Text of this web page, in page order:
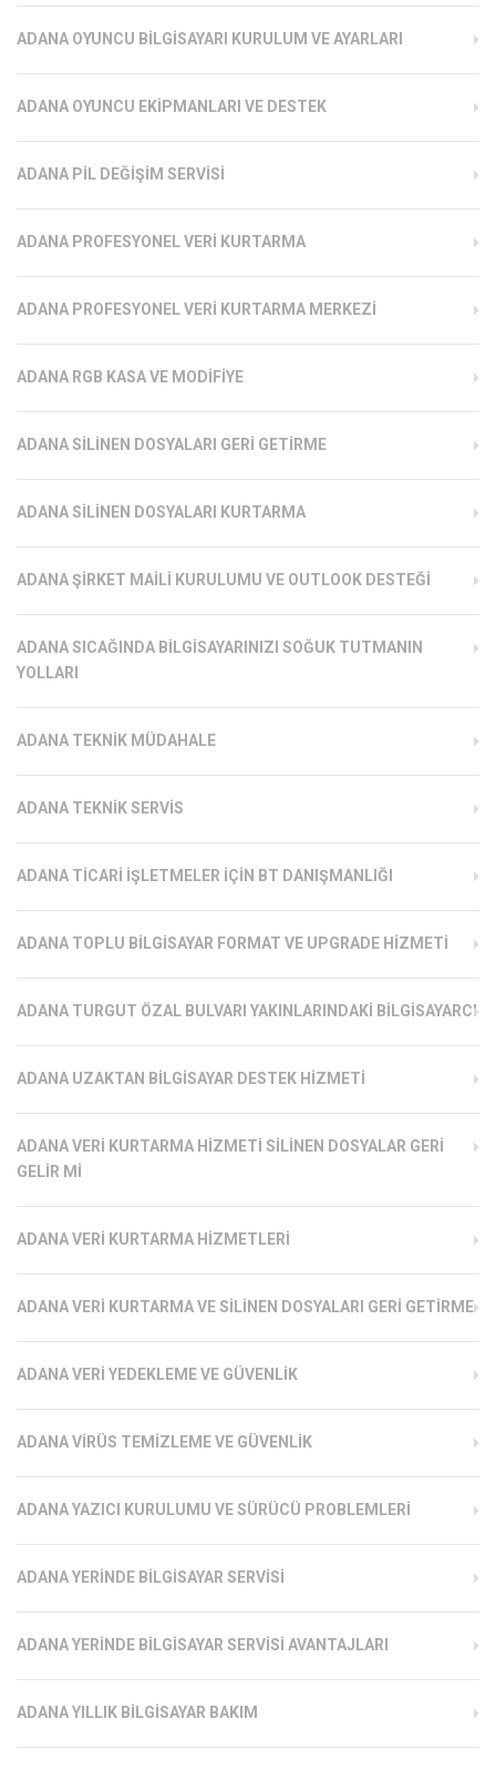
ADANA OYUNCU BILGISAYARI KURULUM VE AYARLARI
ADANA OYUNCU EKIPMANLARI VE DESTEK
ADANA PIL DEĞIŞIM SERVISI
ADANA PROFESYONEL VERI KURTARMA
ADANA PROFESYONEL VERI KURTARMA MERKEZI
ADANA RGB KASA VE MODIFIYE
ADANA SILINEN DOSYALARI GERI GETIRME
ADANA SILINEN DOSYALARI KURTARMA
ADANA ŞIRKET MAILI KURULUMU VE OUTLOOK DESTEĞI
ADANA SICAĞINDA BILGISAYARINIZI SOĞUK TUTMANIN
YOLLARI
ADANA TEKNIK MÜDAHALE
ADANA TEKNIK SERVIS
ADANA TICARI İŞLETMELER İÇIN BT DANIŞMANLIĞI
ADANA TOPLU BILGISAYAR FORMAT VE UPGRADE HIZMETI
ADANA TURGUT ÖZAL BULVARI YAKINLARINDAKI BILGISAYARCI
ADANA UZAKTAN BILGISAYAR DESTEK HIZMETI
ADANA VERI KURTARMA HIZMETI SILINEN DOSYALAR GERI
GELIR MI
ADANA VERI KURTARMA HIZMETLERI
ADANA VERI KURTARMA VE SILINEN DOSYALARI GERI GETIRME
ADANA VERI YEDEKLEME VE GÜVENLIK
ADANA VIRÜS TEMIZLEME VE GÜVENLIK
ADANA YAZICI KURULUMU VE SÜRÜCÜ PROBLEMLERI
ADANA YERINDE BILGISAYAR SERVISI
ADANA YERINDE BILGISAYAR SERVISI AVANTAJLARI
ADANA YILLIK BILGISAYAR BAKIM